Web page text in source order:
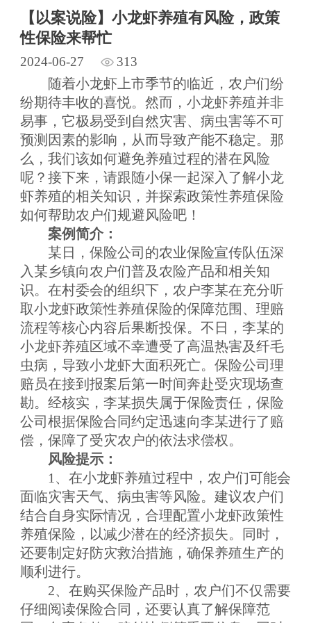
【以案说险】小龙虾养殖有风险，政策
性保险来帮忙
2024-06-27 313
随着小龙虾上市季节的临近，农户们纷
纷期待丰收的喜悦。然而，小龙虾养殖并非
易事，它极易受到自然灾害、病虫害等不可
预测因素的影响，从而导致产能不稳定。那
么，我们该如何避免养殖过程的潜在风险
呢？接下来，请跟随小保一起深入了解小龙
虾养殖的相关知识，并探索政策性养殖保险
如何帮助农户们规避风险吧！
案例简介：
某日，保险公司的农业保险宣传队伍深
入某乡镇向农户们普及农险产品和相关知
识。在村委会的组织下，农户李某在充分听
取小龙虾政策性养殖保险的保障范围、理赔
流程等核心内容后果断投保。不日，李某的
小龙虾养殖区域不幸遭受了高温热害及纤毛
虫病，导致小龙虾大面积死亡。保险公司理
赔员在接到报案后第一时间奔赴受灾现场查
勘。经核实，李某损失属于保险责任，保险
公司根据保险合同约定迅速向李某进行了赔
偿，保障了受灾农户的依法求偿权。
风险提示：
1、在小龙虾养殖过程中，农户们可能会
面临灾害天气、病虫害等风险。建议农户们
结合自身实际情况，合理配置小龙虾政策性
养殖保险，以减少潜在的经济损失。同时，
还要制定好防灾救治措施，确保养殖生产的
顺利进行。
2、在购买保险产品时，农户们不仅需要
仔细阅读保险合同，还要认真了解保障范